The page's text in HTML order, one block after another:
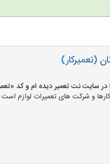
(تعمیرکار)
دیده ام و کد «تعمیرکار-10661» را
و شرکت های تعمیرات لوازم است